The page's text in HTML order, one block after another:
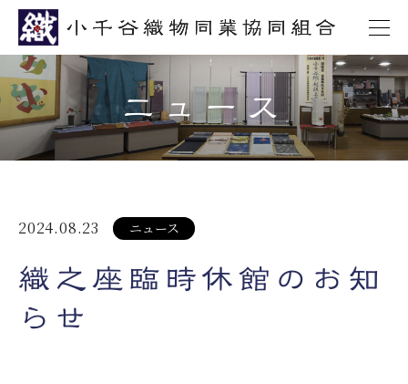
ニュース
2024.08.23 ニュース
織之座臨時休館のお知
らせ